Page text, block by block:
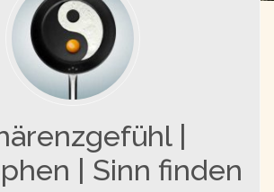
|
| Sinn finden